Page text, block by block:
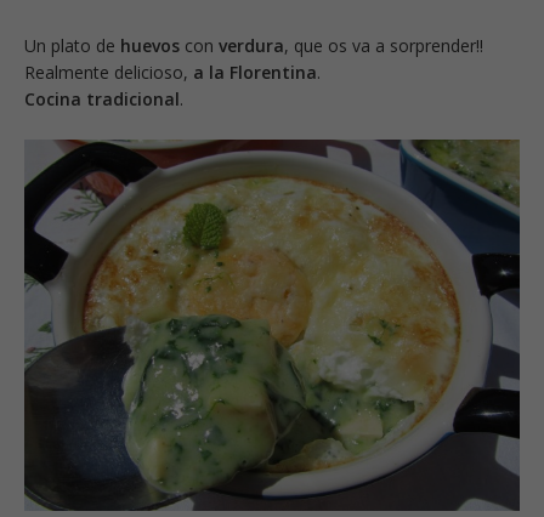
Un plato de huevos con verdura, que os va a sorprender!!
Realmente delicioso, a la Florentina.
Cocina tradicional.